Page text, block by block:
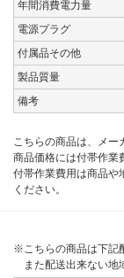
年間消費電力量
電源プラグ
付属品その他
製品質量
備考
こちらの商品は、メー
商品価格には付帯作業
付帯作業費用は商品や
ください。
※こちらの商品は下記
また配送出来ない地